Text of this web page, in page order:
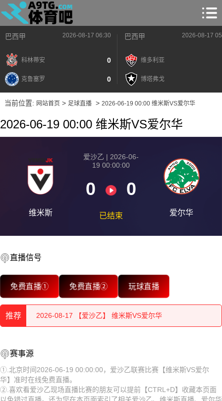
巴西甲 2026-08-17 06:30
科林蒂安 0
克鲁塞罗 0
巴西甲 2026-08-17
维多利亚
博塔弗戈
当前位置: 网站首页> 足球直播> 2026-06-19 00:00 维米斯VS爱尔华
2026-06-19 00:00 维米斯VS爱尔华
维米斯
爱沙乙 | 2026-06-
19 00:00:00
0 0
已结束 爱尔华
直播信号
免费直播① 免费直播② 玩球直播
推荐
2026-08-17 【爱沙乙】 维米斯VS爱尔华
2026-08-17 【爱沙乙】 维米斯VS爱尔华
2026-08-17 【爱沙乙】 维米斯VS爱尔华
2026-08-17 【爱沙乙】 维米斯VS爱尔华
赛事源
①.北京时间2026-06-19 00:00:00，爱沙乙联赛比赛【维米斯VS爱尔
华】准时在线免费直播。
②.喜欢看爱沙乙现场直播比赛的朋友可以提前【CTRL+D】收藏本页面
以免错过直播。还为您在本页面索引了相关爱沙乙、维米斯直播、爱尔华